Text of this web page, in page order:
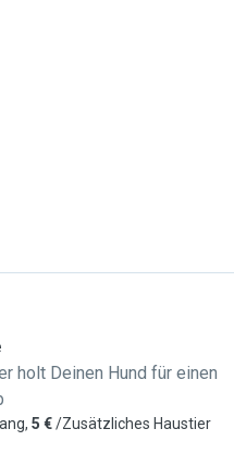
holt Deinen Hund für einen
5 €/Zusätzliches Haustier